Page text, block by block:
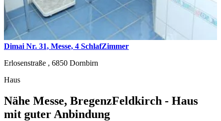
Dimai Nr. 31, Messe, 4 SchlafZimmer
Erlosenstraße , 6850 Dornbirn
Haus
Nähe Messe, BregenzFeldkirch - Haus
mit guter Anbindung